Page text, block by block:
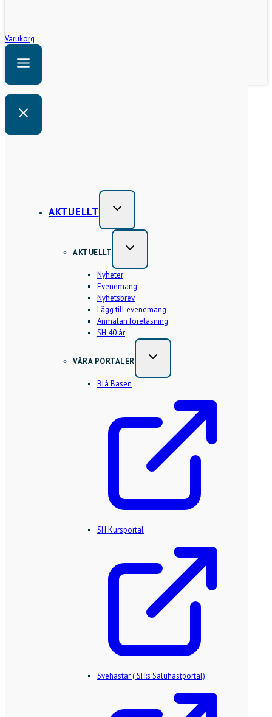
Varukorg
AKTUELLT
AKTUELLT
Nyheter
Evenemang
Nyhetsbrev
Lägg till evenemang
Anmälan föreläsning
SH 40 år
VÅRA PORTALER
Blå Basen
SH Kursportal
Svehästar ( SH:s Saluhästportal)